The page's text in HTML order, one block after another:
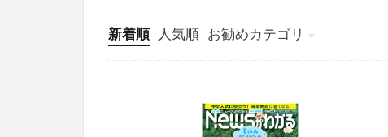
新着順 人気順 お勧めカテゴリ
投稿
学び
マンガ
電子書籍